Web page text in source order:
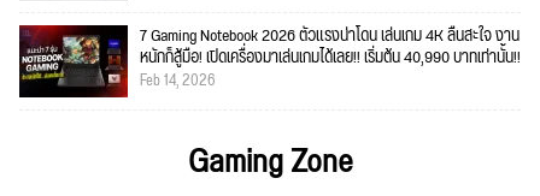
7 Gaming Notebook 2026 ตัวแรงน่าโดน เล่นเกม 4K ลื่นสะใจ งาน
หนักก็สู้มือ! เปิดเครื่องมาเล่นเกมได้เลย!! เริ่มต้น 40,990 บาทเท่านั้น!!
Feb 14, 2026
Gaming Zone